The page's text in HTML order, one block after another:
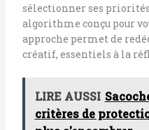
sélectionner ses
algorithme conçu pour
approche permet de
créatif, essentiels à la
LIRE AUSSI
critères de